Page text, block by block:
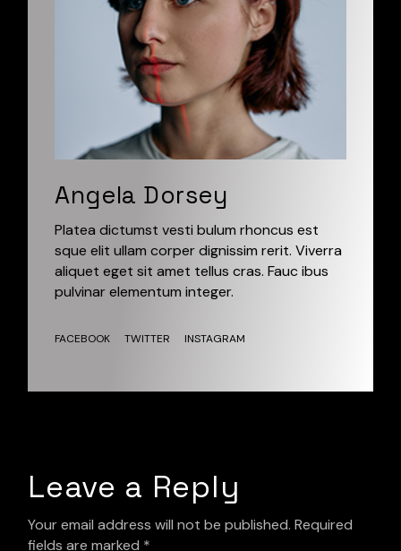
Angela Dorsey
Platea dictumst vesti bulum rhoncus est
sque elit ullam corper dignissim rerit. Viverra
aliquet eget sit amet tellus cras. Fauc ibus
pulvinar elementum integer.
FACEBOOK TWITTER INSTAGRAM
Leave a Reply
Your email address will not be published. Required
fields are marked *